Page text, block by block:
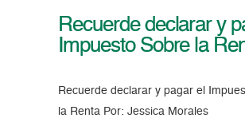
Recuerde declarar y
Impuesto Sobre la
Recuerde declarar y pagar el
la Renta Por: Jessica Morales